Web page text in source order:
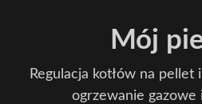
Mój
Regulacja kotłów na pellet
ogrzewanie